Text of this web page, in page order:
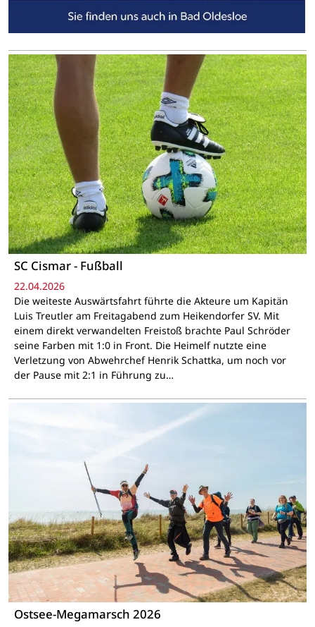
SC Cismar - Fußball
22.04.2026
Die weiteste Auswärtsfahrt führte die Akteure um Kapitän
Luis Treutler am Freitagabend zum Heikendorfer SV. Mit
einem direkt verwandelten Freistoß brachte Paul Schröder
seine Farben mit 1:0 in Front. Die Heimelf nutzte eine
Verletzung von Abwehrchef Henrik Schattka, um noch vor
der Pause mit 2:1 in Führung zu…
Ostsee-Megamarsch 2026